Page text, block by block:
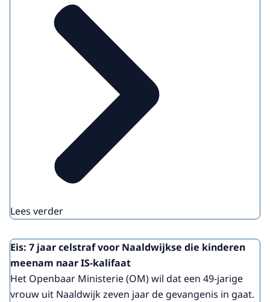
Lees verder
Eis: 7 jaar celstraf voor Naaldwijkse die kinderen
meenam naar IS-kalifaat
Het Openbaar Ministerie (OM) wil dat een 49-jarige
vrouw uit Naaldwijk zeven jaar de gevangenis in gaat.